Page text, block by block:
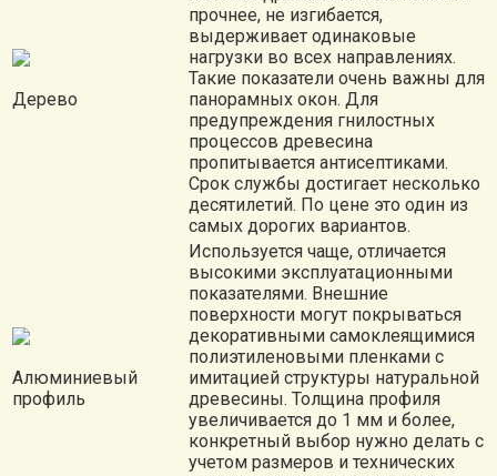
Дерево
прочнее, не изгибается,
выдерживает одинаковые
нагрузки во всех направлениях.
Такие показатели очень важны для
панорамных окон. Для
предупреждения гнилостных
процессов древесина
пропитывается антисептиками.
Срок службы достигает несколько
десятилетий. По цене это один из
самых дорогих вариантов.
Алюминиевый
профиль
Используется чаще, отличается
высокими эксплуатационными
показателями. Внешние
поверхности могут покрываться
декоративными самоклеящимися
полиэтиленовыми пленками с
имитацией структуры натуральной
древесины. Толщина профиля
увеличивается до 1 мм и более,
конкретный выбор нужно делать с
учетом размеров и технических